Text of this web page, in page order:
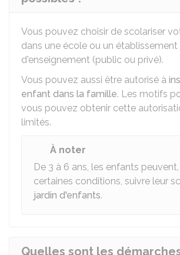
Vous pouvez choisir de scolariser
dans une école ou un établissement
d'enseignement (public ou privé).
Vous pouvez aussi être autorisé à
enfant dans la famille. Les motifs
vous pouvez obtenir cette
limités.
À noter
De 3 à 6 ans, les enfants
certaines conditions, suivre leur
jardin d'enfants.
Quelles sont les